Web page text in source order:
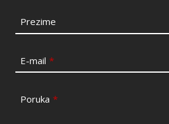
Prezime
E-mail *
Poruka *